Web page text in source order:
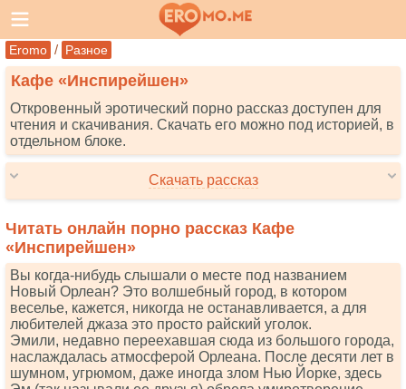
Eromo / Разное
Кафе «Инспирейшен»
Откровенный эротический порно рассказ доступен для
чтения и скачивания. Скачать его можно под историей, в
отдельном блоке.
Скачать рассказ
Читать онлайн порно рассказ Кафе
«Инспирейшен»
Вы когда-нибудь слышали о месте под названием
Новый Орлеан? Это волшебный город, в котором
веселье, кажется, никогда не останавливается, а для
любителей джаза это просто райский уголок.
Эмили, недавно переехавшая сюда из большого города,
наслаждалась атмосферой Орлеана. После десяти лет в
шумном, угрюмом, даже иногда злом Нью Йорке, здесь